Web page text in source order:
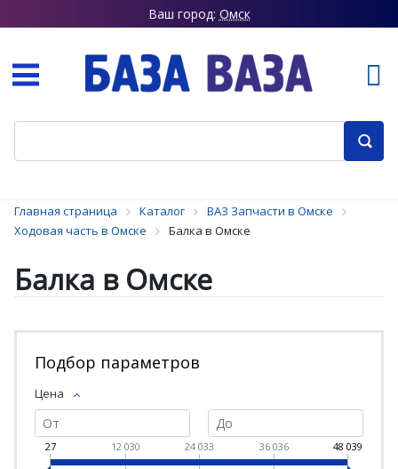
Ваш город: Омск
Главная страница Каталог
ВАЗ Запчасти в Омске
Ходовая часть в Омске
Балка в Омске
Балка в Омске
Подбор параметров
Цена
27 12 030 24 033 36 036 48 039